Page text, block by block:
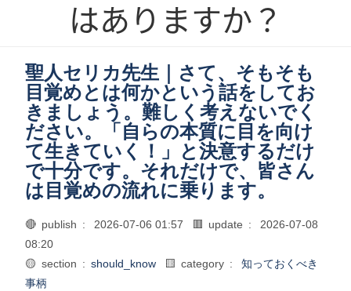
はありますか？
聖人セリカ先生｜さて、そもそも
目覚めとは何かという話をしてお
きましょう。難しく考えないでく
ださい。「自らの本質に目を向け
て生きていく！」と決意するだけ
で十分です。それだけで、皆さん
は目覚めの流れに乗ります。
🔴 publish : 2026-07-06 01:57 🟥 update :
2026-07-08
08:20
🟡 section : should_know 🟨 category :
知っておくべき
事柄